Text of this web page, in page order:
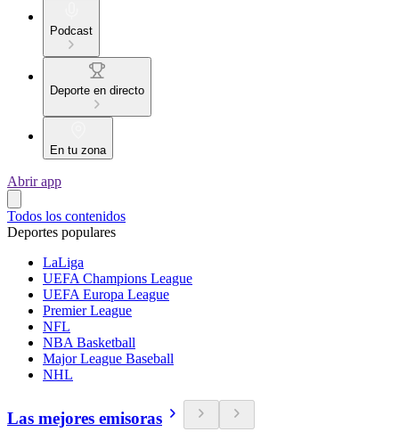
Podcast
Deporte en directo
En tu zona
Abrir app
Todos los contenidos
Deportes populares
LaLiga
UEFA Champions League
UEFA Europa League
Premier League
NFL
NBA Basketball
Major League Baseball
NHL
Las mejores emisoras